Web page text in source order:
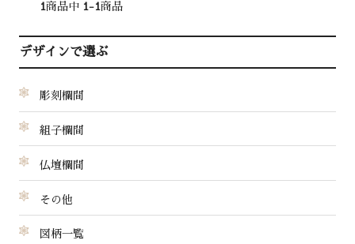
1商品中 1-1商品
デザインで選ぶ
彫刻欄間
組子欄間
仏壇欄間
その他
図柄一覧